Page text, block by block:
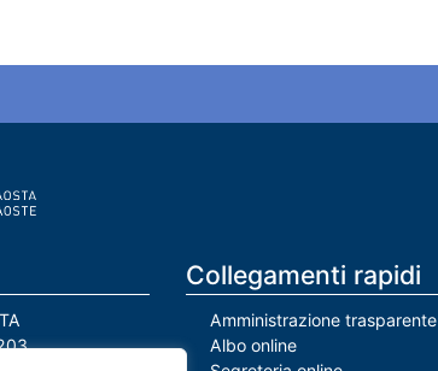
Collegamenti rapidi
Amministrazione trasparente
Albo online